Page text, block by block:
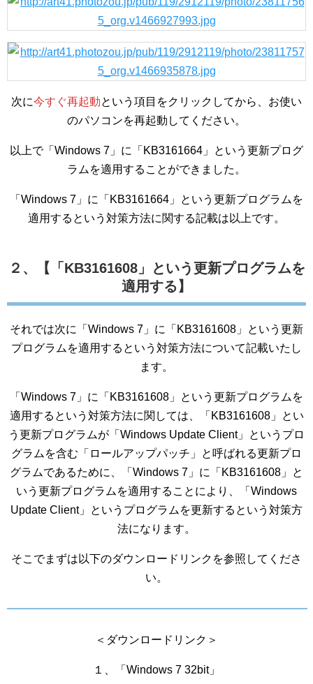
次に今すぐ再起動という項目をクリックしてから、お使い
のパソコンを再起動してください。
以上で「Windows 7」に「KB3161664」という更新プログ
ラムを適用することができました。
「Windows 7」に「KB3161664」という更新プログラムを
適用するという対策方法に関する記載は以上です。
２、【「KB3161608」という更新プログラムを
適用する】
それでは次に「Windows 7」に「KB3161608」という更新
プログラムを適用するという対策方法について記載いたし
ます。
「Windows 7」に「KB3161608」という更新プログラムを
適用するという対策方法に関しては、「KB3161608」とい
う更新プログラムが「Windows Update Client」というプロ
グラムを含む「ロールアップパッチ」と呼ばれる更新プロ
グラムであるために、「Windows 7」に「KB3161608」と
いう更新プログラムを適用することにより、「Windows
Update Client」というプログラムを更新するという対策方
法になります。
そこでまずは以下のダウンロードリンクを参照してくださ
い。
＜ダウンロードリンク＞
１、「Windows 7 32bit」